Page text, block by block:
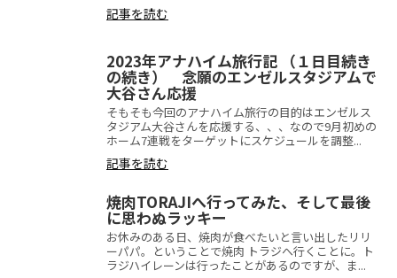
記事を読む
2023年アナハイム旅行記 （１日目続き
の続き） 念願のエンゼルスタジアムで
大谷さん応援
そもそも今回のアナハイム旅行の目的はエンゼルス
タジアム大谷さんを応援する、、、なので9月初めの
ホーム7連戦をターゲットにスケジュールを調整...
記事を読む
焼肉TORAJIへ行ってみた、そして最後
に思わぬラッキー
お休みのある日、焼肉が食べたいと言い出したリリ
ーパパ。ということで焼肉 トラジへ行くことに。ト
ラジハイレーンは行ったことがあるのですが、ま...